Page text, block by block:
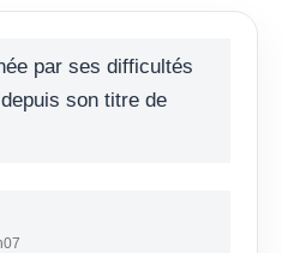
son titre de